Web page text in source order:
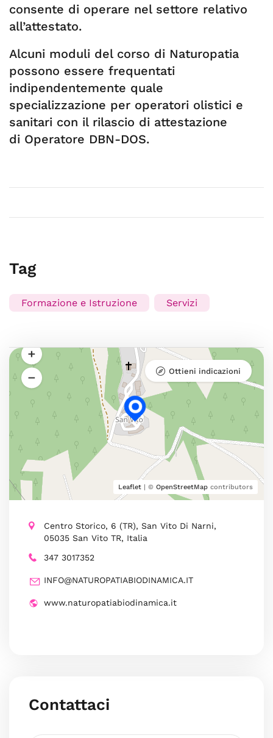
consente di operare nel settore relativo
all’attestato.
Alcuni moduli del corso di Naturopatia
possono essere frequentati
indipendentemente quale
specializzazione per operatori olistici e
sanitari con il rilascio di attestazione
di Operatore DBN-DOS.
Tag
Formazione e Istruzione Servizi
Leaflet | © OpenStreetMap contributors
Ottieni indicazioni
Centro Storico, 6 (TR), San Vito Di Narni,
05035 San Vito TR, Italia
347 3017352
INFO@NATUROPATIABIODINAMICA.IT
www.naturopatiabiodinamica.it
Contattaci